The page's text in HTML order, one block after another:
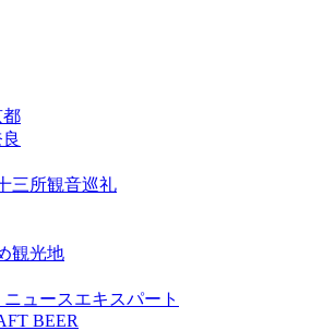
都
三所観音巡礼
観光地
ニュースエキスパート
BEER